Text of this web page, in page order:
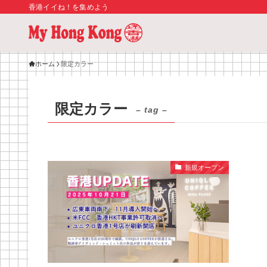
香港イイね！を集めよう
ホーム 限定カラー
限定カラー – tag –
新規オープン